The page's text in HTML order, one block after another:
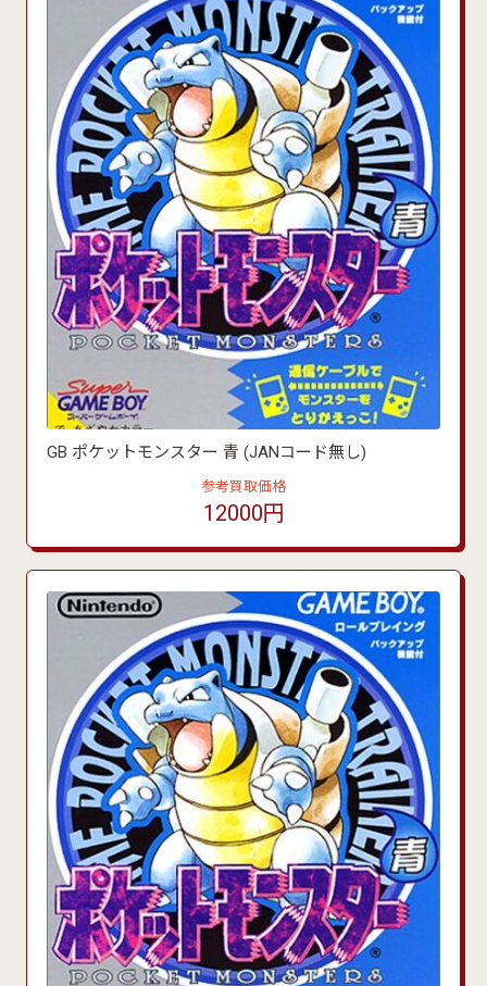
GB ポケットモンスター 青 (JANコード無し)
参考買取価格
12000円